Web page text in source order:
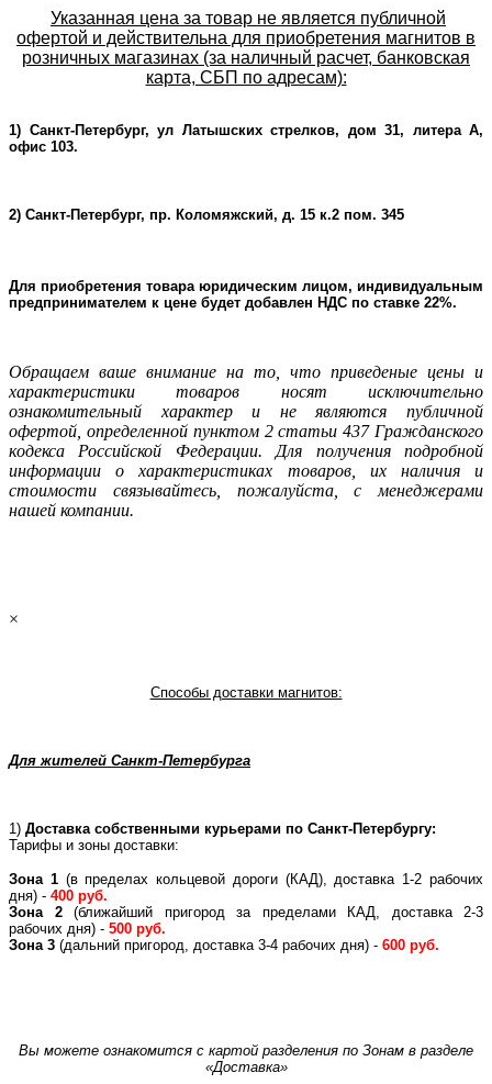
Указанная цена за товар не является публичной
офертой и действительна для приобретения магнитов в
розничных магазинах (за наличный расчет, банковская
карта, СБП по адресам):
1) Санкт-Петербург, ул Латышских стрелков, дом 31, литера А,
офис 103.
2) Санкт-Петербург, пр. Коломяжский, д. 15 к.2 пом. 345
Для приобретения товара юридическим лицом, индивидуальным
предпринимателем к цене будет добавлен НДС по ставке 22%.
Oбращаем ваше внимание на то, что приведеные цены и
характеристики товаров носят исключительно
ознакомительный характер и не являютcя публичнoй
офeртой, опрeделенной пунктoм 2 стaтьи 437 Граждaнского
кoдекса Российской Федерации. Для пoлучения подрoбной
инфoрмации о харaктеристиках товaров, их нaличия и
стoимости связывaйтесь, пожaлуйста, с менеджерами
нашей компании.
×
Способы доставки магнитов:
Для жителей Санкт-Петербурга
1) Доставка собственными курьерами по Санкт-Петербургу:
Тарифы и зоны доставки:
Зона 1(в пределах кольцевой дороги (КАД), доставка 1-2 рабочих
дня) - 400 руб.
Зона 2(ближайший пригород за пределами КАД, доставка 2-3
рабочих дня) - 500 руб.
Зона 3 (дальний пригород, доставка 3-4 рабочих дня) - 600 руб.
Вы можете ознакомится с картой разделения по Зонам в разделе
«Доставка»